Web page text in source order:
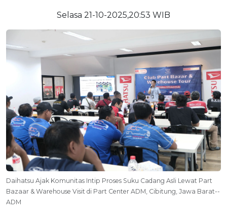
Selasa 21-10-2025,20:53 WIB
Daihatsu Ajak Komunitas Intip Proses Suku Cadang Asli Lewat Part
Bazaar & Warehouse Visit di Part Center ADM, Cibitung, Jawa Barat--
ADM